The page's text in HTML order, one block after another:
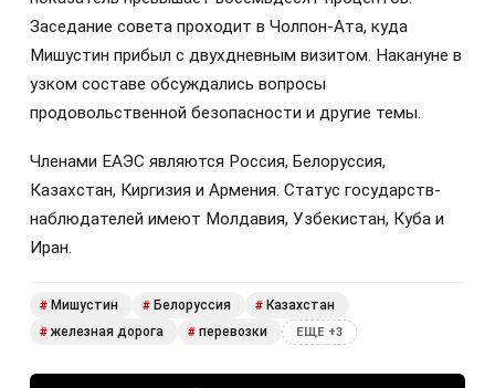
Заседание совета проходит в Чолпон-Ата, куда
Мишустин прибыл с двухдневным визитом. Накануне в
узком составе обсуждались вопросы
продовольственной безопасности и другие темы.
Членами ЕАЭС являются Россия, Белоруссия,
Казахстан, Киргизия и Армения. Статус государств-
наблюдателей имеют Молдавия, Узбекистан, Куба и
Иран.
# Мишустин # Белоруссия # Казахстан
# железная дорога # перевозки ЕЩЕ +3